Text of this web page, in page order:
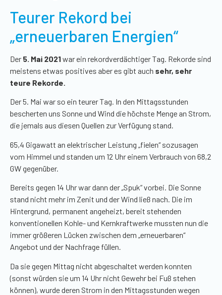
Teurer Rekord bei
„erneuerbaren Energien“
Der 5. Mai 2021war ein rekordverdächtiger Tag. Rekorde sind
meistens etwas positives aber es gibt auch sehr, sehr
teure Rekorde.
Der 5. Mai war so ein teurer Tag. In den Mittagsstunden
bescherten uns Sonne und Wind die höchste Menge an Strom,
die jemals aus diesen Quellen zur Verfügung stand.
65,4 Gigawatt an elektrischer Leistung „fielen“ sozusagen
vom Himmel und standen um 12 Uhr einem Verbrauch von 68,2
GWgegenüber.
Bereits gegen 14 Uhr war dann der „Spuk“ vorbei. Die Sonne
stand nicht mehr im Zenit und der Wind ließ nach. Die im
Hintergrund, permanent angeheizt, bereit stehenden
konventionellen Kohle- und Kernkraftwerke mussten nun die
immer größeren Lücken zwischen dem „erneuerbaren“
Angebot und der Nachfrage füllen.
Da sie gegen Mittag nicht abgeschaltet werden konnten
(sonst würden sie um 14 Uhr nicht Gewehr bei Fuß stehen
können), wurde deren Strom in den Mittagsstunden wegen